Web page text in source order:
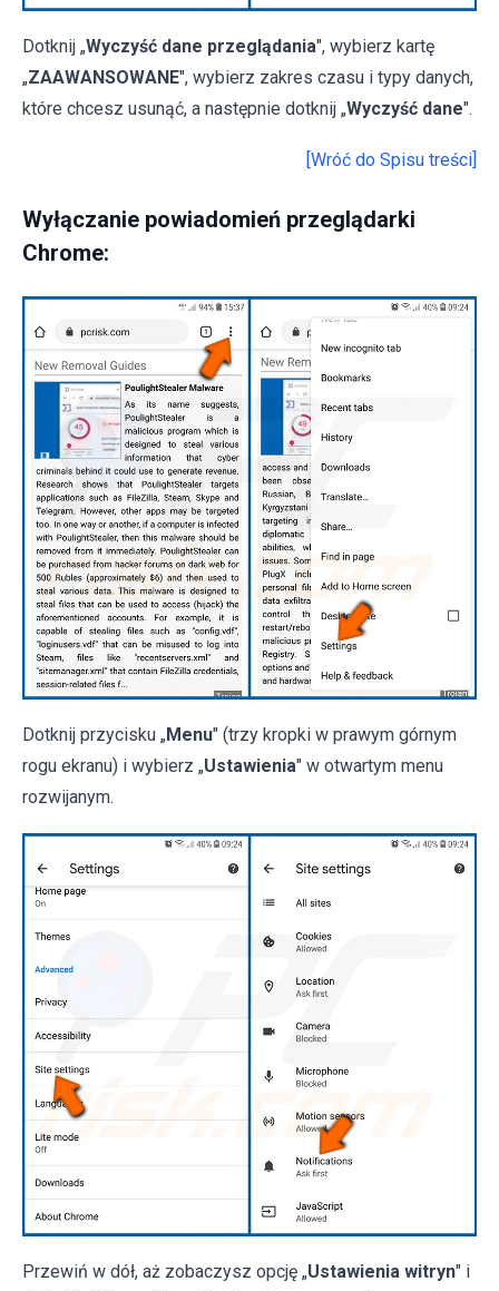
Dotknij „Wyczyść dane przeglądania", wybierz kartę
„ZAAWANSOWANE", wybierz zakres czasu i typy danych,
które chcesz usunąć, a następnie dotknij „Wyczyść dane".
[Wróć do Spisu treści]
Wyłączanie powiadomień przeglądarki
Chrome:
Dotknij przycisku „Menu" (trzy kropki w prawym górnym
rogu ekranu) i wybierz „Ustawienia" w otwartym menu
rozwijanym.
Przewiń w dół, aż zobaczysz opcję „Ustawienia witryn" i